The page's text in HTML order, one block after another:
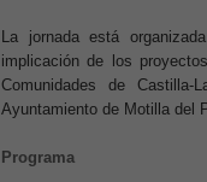
La jornada está
implicación de los
Comunidades de
Ayuntamiento de Motilla del
Programa